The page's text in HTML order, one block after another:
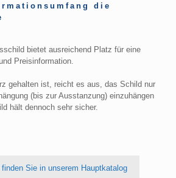
die
bietet ausreichend Platz für eine
Preisinformation.
gehalten ist, reicht es aus, das Schild nur
(bis zur Ausstanzung) einzuhängen
hält dennoch sehr sicher.
Sie in unserem Hauptkatalog